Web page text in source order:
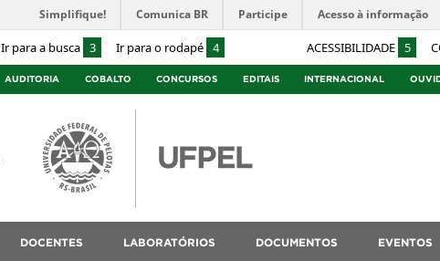
Ir para a busca 3 Ir para o rodapé 4 ACESSIBILIDADE 5
Simplifique! Comunica BR Participe Acesso à informação
AUDITORIA COBALTO CONCURSOS EDITAIS INTERNACIONAL
DOCENTES LABORATÓRIOS DOCUMENTOS EVENTOS